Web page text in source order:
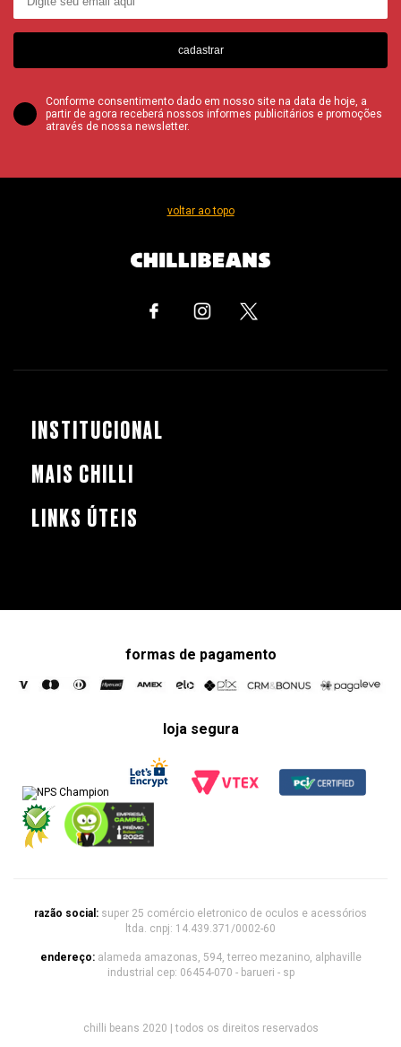
cadastrar
Conforme consentimento dado em nosso site na data de hoje, a
partir de agora receberá nossos informes publicitários e promoções
através de nossa newsletter.
voltar ao topo
INSTITUCIONAL
MAIS CHILLI
LINKS ÚTEIS
formas de pagamento
loja segura
razão social: super 25 comércio eletronico de oculos e acessórios
ltda. cnpj: 14.439.371/0002-60
endereço: alameda amazonas, 594, terreo mezanino, alphaville
industrial cep: 06454-070 - barueri - sp
chilli beans 2020 | todos os direitos reservados